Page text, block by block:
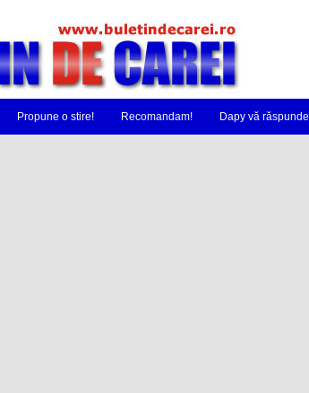
Propune o stire! Recomandam! Dapy vă răspunde